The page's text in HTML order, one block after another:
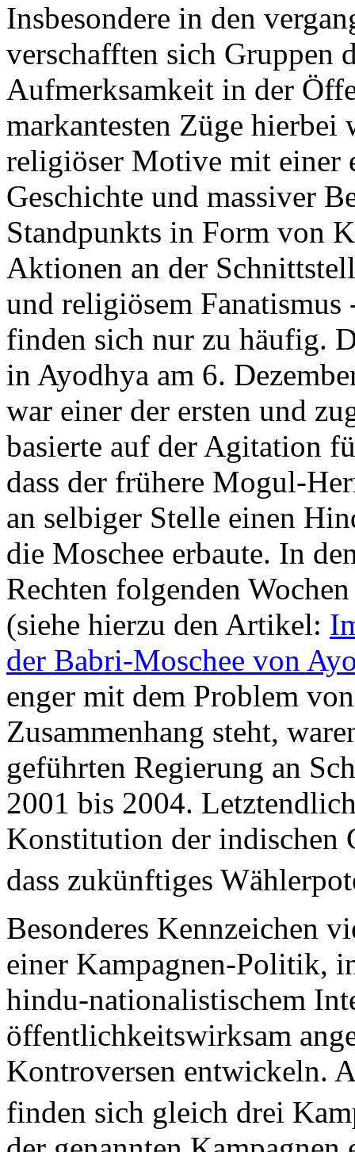
Insbesondere in den
verschafften sich Gruppen
Aufmerksamkeit in der
markantesten Züge
religiöser Motive mit einer
Geschichte und massiver
Standpunkts in Form von
Aktionen an der
und religiösem
finden sich nur zu häufig.
in Ayodhya am 6.
war einer der ersten und
basierte auf der Agitation
dass der frühere Mogul-
an selbiger Stelle einen
die Moschee erbaute. In
Rechten folgenden
(siehe hierzu den Artikel:
der Babri-Moschee von
enger mit dem Problem
Zusammenhang steht,
geführten Regierung an
2001 bis 2004.
Konstitution der indischen
dass zukünftiges
Besonderes Kennzeichen
einer Kampagnen-Politik,
hindu-nationalistischem
öffentlichkeitswirksam
Kontroversen entwickeln.
finden sich gleich drei